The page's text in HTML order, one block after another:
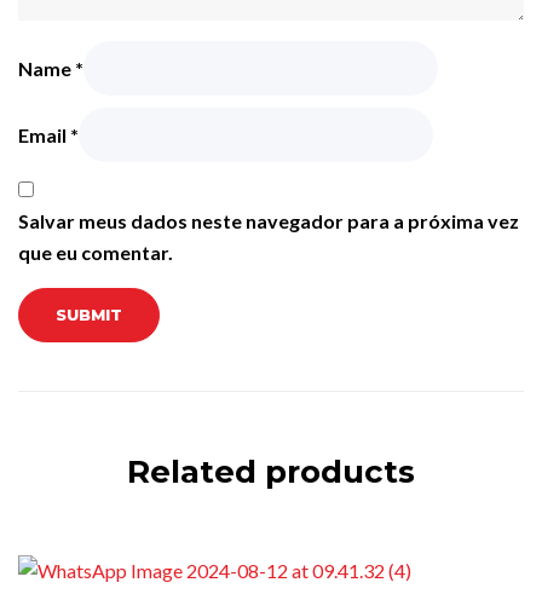
Name *
Email *
Salvar meus dados neste navegador para a próxima vez
que eu comentar.
Related products